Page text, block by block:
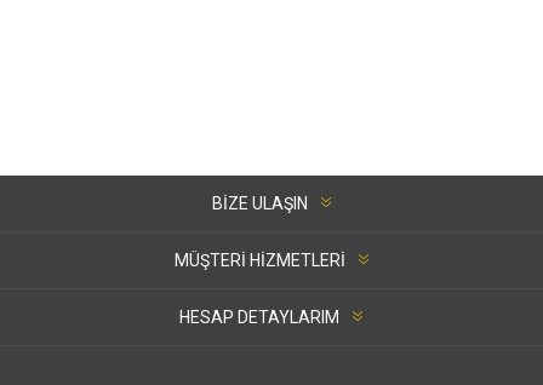
BIZE ULAŞIN
MÜŞTERI HIZMETLERI
HESAP DETAYLARIM